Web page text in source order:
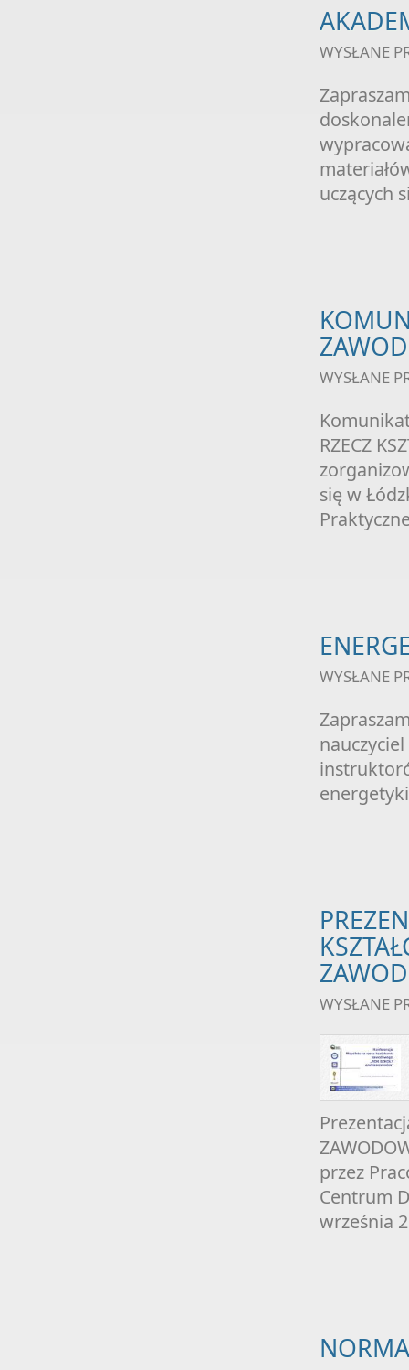
WYSŁANE
uczących
WYSŁANE
RZECZ
się w
WYSŁANE
WYSŁANE
przez
Centrum
września